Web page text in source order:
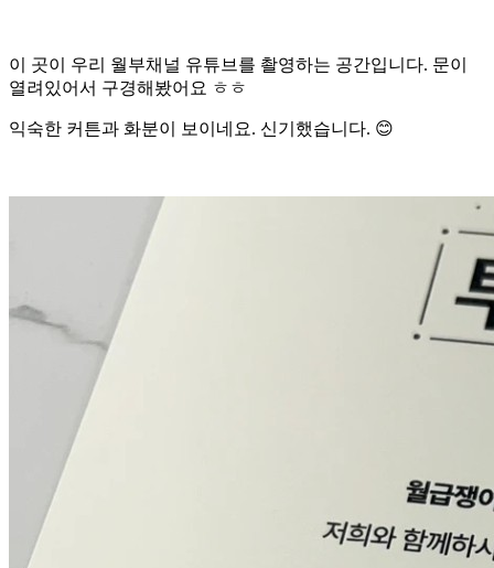
이 곳이 우리 월부채널 유튜브를 촬영하는 공간입니다. 문이
열려있어서 구경해봤어요 ㅎㅎ
익숙한 커튼과 화분이 보이네요. 신기했습니다. 😊